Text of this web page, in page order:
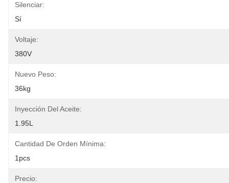
Silenciar:
Sí
Voltaje:
380V
Nuevo Peso:
36kg
Inyección Del Aceite:
1.95L
Cantidad De Orden Mínima:
1pcs
Precio: